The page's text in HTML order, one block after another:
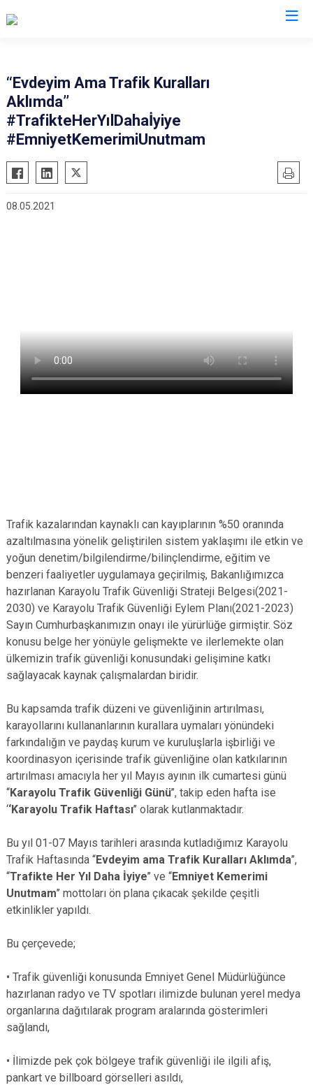
‘‘Evdeyim Ama Trafik Kuralları
Aklımda’’
#TrafikteHerYılDahaİyiye
#EmniyetKemerimiUnutmam
08.05.2021
Trafik kazalarından kaynaklı can kayıplarının %50 oranında
azaltılmasına yönelik geliştirilen sistem yaklaşımı ile etkin ve
yoğun denetim/bilgilendirme/bilinçlendirme, eğitim ve
benzeri faaliyetler uygulamaya geçirilmiş, Bakanlığımızca
hazırlanan Karayolu Trafik Güvenliği Strateji Belgesi(2021-
2030) ve Karayolu Trafik Güvenliği Eylem Planı(2021-2023)
Sayın Cumhurbaşkanımızın onayı ile yürürlüğe girmiştir. Söz
konusu belge her yönüyle gelişmekte ve ilerlemekte olan
ülkemizin trafik güvenliği konusundaki gelişimine katkı
sağlayacak kaynak çalışmalardan biridir.
Bu kapsamda trafik düzeni ve güvenliğinin artırılması,
karayollarını kullananlarının kurallara uymaları yönündeki
farkındalığın ve paydaş kurum ve kuruluşlarla işbirliği ve
koordinasyon içerisinde trafik güvenliğine olan katkılarının
artırılması amacıyla her yıl Mayıs ayının ilk cumartesi günü
‘‘Karayolu Trafik Güvenliği Günü’’, takip eden hafta ise
‘‘Karayolu Trafik Haftası’’ olarak kutlanmaktadır.
Bu yıl 01-07 Mayıs tarihleri arasında kutladığımız Karayolu
Trafik Haftasında ‘‘Evdeyim ama Trafik Kuralları Aklımda’’,
‘‘Trafikte Her Yıl Daha İyiye’’ ve ‘‘Emniyet Kemerimi
Unutmam’’ mottoları ön plana çıkacak şekilde çeşitli
etkinlikler yapıldı.
Bu çerçevede;
• Trafik güvenliği konusunda Emniyet Genel Müdürlüğünce
hazırlanan radyo ve TV spotları ilimizde bulunan yerel medya
organlarına dağıtılarak program aralarında gösterimleri
sağlandı,
• İlimizde pek çok bölgeye trafik güvenliği ile ilgili afiş,
pankart ve billboard görselleri asıldı,